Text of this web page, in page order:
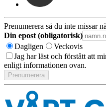
Prenumerera så du inte missar
Din epost (obligatorisk)
Dagligen
Veckovis
Jag har läst och förstått att
enligt informationen ovan.